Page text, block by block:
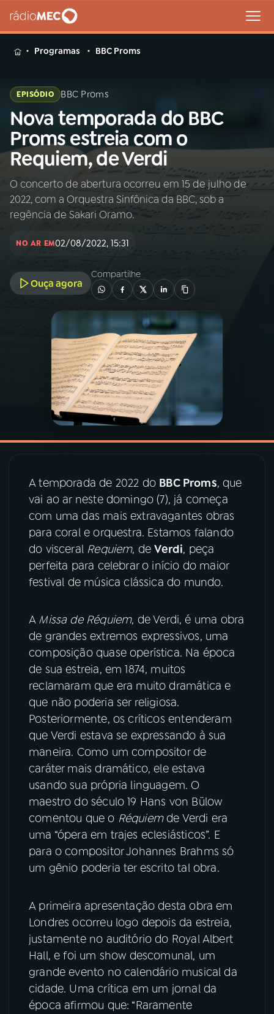
MENU
Buscar
na
Rádio
MEC
Buscar
Início AO VIVO
PROGRAMAS
PODCASTS
VIDEOCASTS
08PRÊMIO RÁDIO MEC
ACOMPANHE A RÁDIO MEC
YouTube Facebook
TikTok
Programas BBC Proms
EPISÓDIO BBC Proms
Nova temporada do BBC
Proms estreia com o
Requiem, de Verdi
O concerto de abertura ocorreu em 15 de julho de
2022, com a Orquestra Sinfônica da BBC, sob a
regência de Sakari Oramo.
NO AR EM02/08/2022, 15:31
Ouça agora
Compartilhe
A temporada de 2022 do BBC Proms, que
vai ao ar neste domingo (7), já começa
com uma das mais extravagantes obras
para coral e orquestra. Estamos falando
do visceral Requiem, deVerdi, peça
perfeita para celebrar o início do maior
festival de música clássica do mundo.
A Missa de Réquiem, de Verdi, é uma obra
de grandes extremos expressivos, uma
composição quase operística. Na época
de sua estreia, em 1874, muitos
reclamaram que era muito dramática e
que não poderia ser religiosa.
Posteriormente, os críticos entenderam
que Verdi estava se expressando à sua
maneira. Como um compositor de
caráter mais dramático, ele estava
usando sua própria linguagem. O
maestro do século 19 Hans von Bülow
comentou que o Réquiemde Verdi era
uma “ópera em trajes eclesiásticos”. E
para o compositor Johannes Brahms só
um gênio poderia ter escrito tal obra.
A primeira apresentação desta obra em
Londres ocorreu logo depois da estreia,
justamente no auditório do Royal Albert
Hall, e foi um show descomunal, um
grande evento no calendário musical da
cidade. Uma crítica em um jornal da
época afirmou que: “Raramente